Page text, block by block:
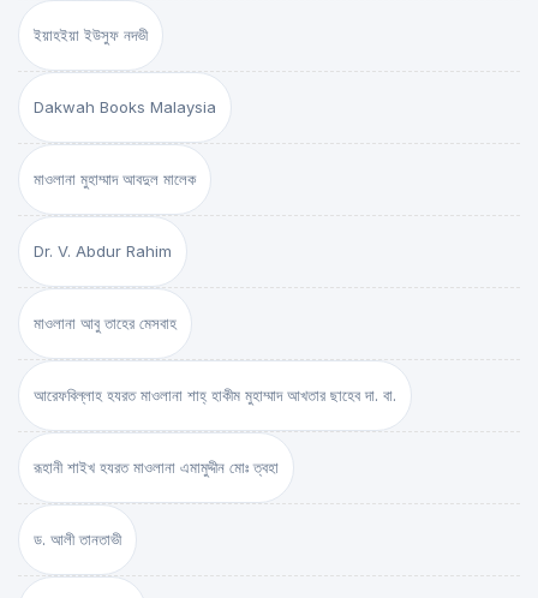
ইয়াহইয়া ইউসুফ নদভী
Dakwah Books Malaysia
মাওলানা মুহাম্মাদ আবদুল মালেক
Dr. V. Abdur Rahim
মাওলানা আবু তাহের মেসবাহ
আরেফবিল্লাহ হযরত মাওলানা শাহ্ হাকীম মুহাম্মাদ আখতার ছাহেব দা. বা.
রূহানী শাইখ হযরত মাওলানা এমামুদ্দীন মোঃ ত্বহা
ড. আলী তানতাভী